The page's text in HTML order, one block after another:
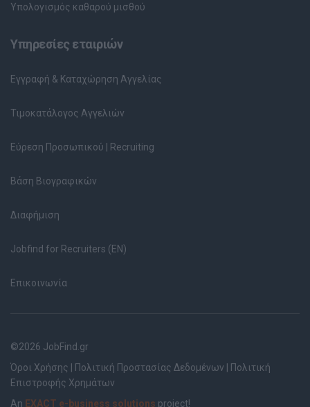
Υπολογισμός καθαρού μισθού
Υπηρεσίες εταιριών
Εγγραφή & Καταχώρηση Αγγελίας
Τιμοκατάλογος Αγγελιών
Εύρεση Προσωπικού | Recruiting
Βάση Βιογραφικών
Διαφήμιση
Jobfind for Recruiters (EN)
Επικοινωνία
©2026 JobFind.gr
Όροι Χρήσης
Πολιτική Προστασίας Δεδομένων
Πολιτική
Επιστροφής Χρημάτων
An EXACT e-business solutions project!